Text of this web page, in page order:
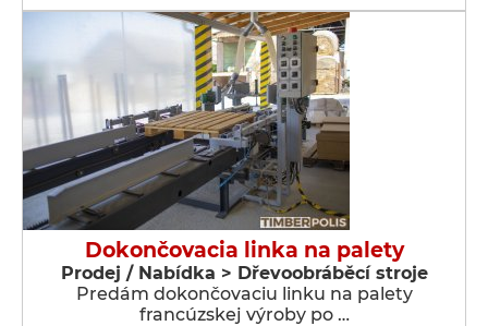
Dokončovacia linka na palety
Prodej / Nabídka > Dřevoobráběcí stroje
Predám dokončovaciu linku na palety
francúzskej výroby po …